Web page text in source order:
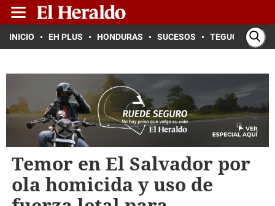
INICIO EH PLUS HONDURAS SUCESOS TEGUCIGALPA
Temor en El Salvador por
ola homicida y uso de